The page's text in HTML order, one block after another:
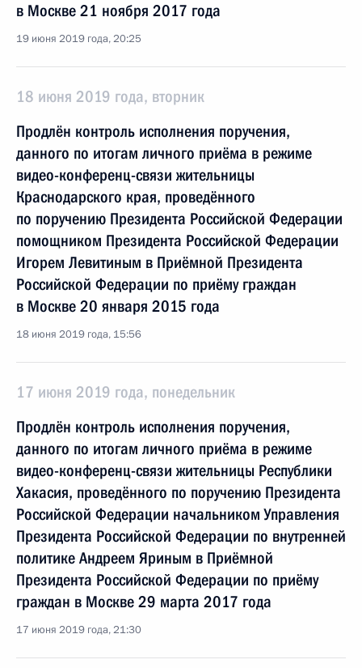
в Москве 21 ноября 2017 года
19 июня 2019 года, 20:25
18 июня 2019 года, вторник
Продлён контроль исполнения поручения,
данного по итогам личного приёма в режиме
видео-конференц-связи жительницы
Краснодарского края, проведённого
по поручению Президента Российской Федерации
помощником Президента Российской Федерации
Игорем Левитиным в Приёмной Президента
Российской Федерации по приёму граждан
в Москве 20 января 2015 года
18 июня 2019 года, 15:56
17 июня 2019 года, понедельник
Продлён контроль исполнения поручения,
данного по итогам личного приёма в режиме
видео-конференц-связи жительницы Республики
Хакасия, проведённого по поручению Президента
Российской Федерации начальником Управления
Президента Российской Федерации по внутренней
политике Андреем Яриным в Приёмной
Президента Российской Федерации по приёму
граждан в Москве 29 марта 2017 года
17 июня 2019 года, 21:30